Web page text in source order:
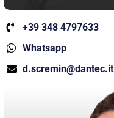
+39 348 4797633
Whatsapp
d.scremin@dantec.it